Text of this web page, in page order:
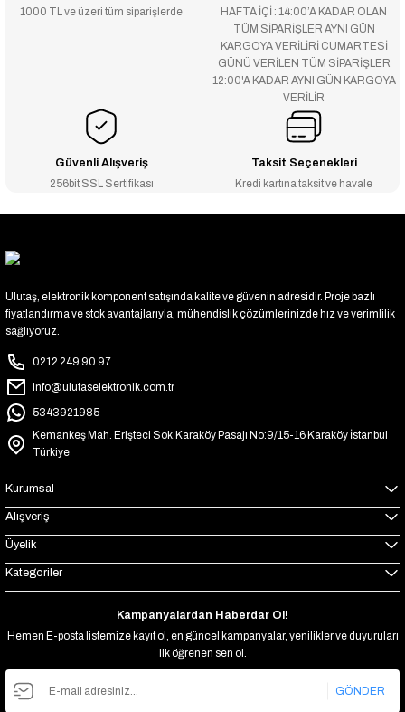
1000 TL ve üzeri tüm siparişlerde
HAFTA İÇİ : 14:00’A KADAR OLAN
TÜM SİPARİŞLER AYNI GÜN
KARGOYA VERİLİRİ CUMARTESİ
GÜNÜ VERİLEN TÜM SİPARİŞLER
12:00'A KADAR AYNI GÜN KARGOYA
VERİLİR
Güvenli Alışveriş
256bit SSL Sertifikası
Taksit Seçenekleri
Kredi kartına taksit ve havale
Ulutaş, elektronik komponent satışında kalite ve güvenin adresidir. Proje bazlı
fiyatlandırma ve stok avantajlarıyla, mühendislik çözümlerinizde hız ve verimlilik
sağlıyoruz.
0212 249 90 97
info@ulutaselektronik.com.tr
5343921985
Kemankeş Mah. Erişteci Sok.Karaköy Pasajı No:9/15-16 Karaköy İstanbul
Türkiye
Kurumsal
Alışveriş
Üyelik
Kategoriler
Kampanyalardan Haberdar Ol!
Hemen E-posta listemize kayıt ol, en güncel kampanyalar, yenilikler ve duyuruları
ilk öğrenen sen ol.
GÖNDER